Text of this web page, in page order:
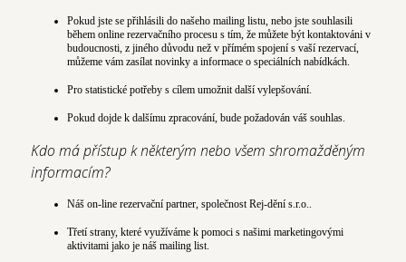
Pokud jste se přihlásili do našeho mailing listu, nebo jste souhlasili
během online rezervačního procesu s tím, že můžete být kontaktováni v
budoucnosti, z jiného důvodu než v přímém spojení s vaší rezervací,
můžeme vám zasílat novinky a informace o speciálních nabídkách.
Pro statistické potřeby s cílem umožnit další vylepšování.
Pokud dojde k dalšímu zpracování, bude požadován váš souhlas.
Kdo má přístup k některým nebo všem shromažděným
informacím?
Náš on-line rezervační partner, společnost Rej-dění s.r.o..
Třetí strany, které využíváme k pomoci s našimi marketingovými
aktivitami jako je náš mailing list.